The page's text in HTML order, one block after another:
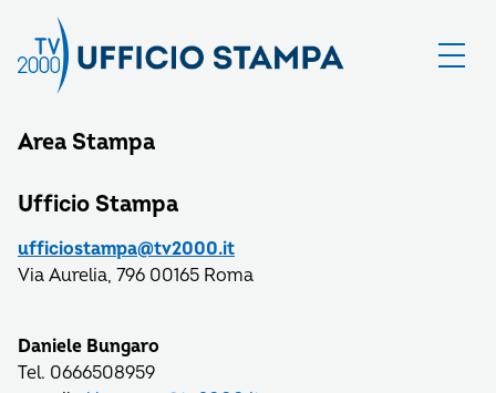
Area Stampa
Ufficio Stampa
ufficiostampa@tv2000.it
Via Aurelia, 796 00165 Roma
Daniele Bungaro
Tel. 0666508959